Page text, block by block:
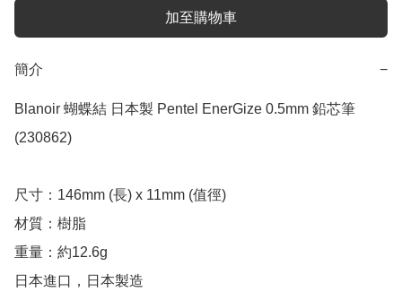
加至購物車
簡介 −
Blanoir 蝴蝶結 日本製 Pentel EnerGize 0.5mm 鉛芯筆
(230862)
尺寸：146mm (長) x 11mm (值徑)
材質：樹脂
重量：約12.6g
日本進口，日本製造